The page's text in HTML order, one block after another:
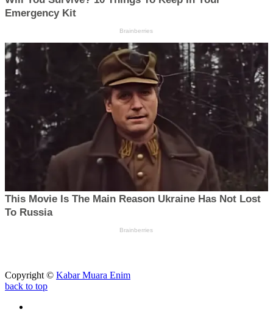
Copyright © Kabar Muara Enim
back to top